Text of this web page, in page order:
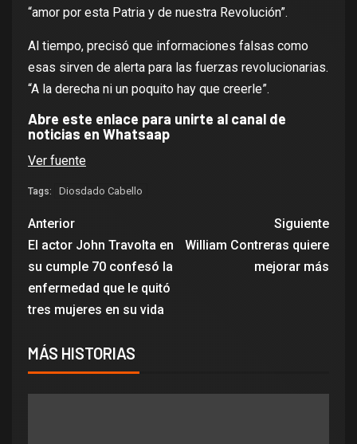
“amor por esta Patria y de nuestra Revolución”.
Al tiempo, precisó que informaciones falsas como
esas sirven de alerta para las fuerzas revolucionarias.
“A la derecha ni un poquito hay que creerle”.
Abre este enlace para unirte al canal de
noticias en Whatsaap
Ver fuente
Tags: Diosdado Cabello
Anterior
El actor John Travolta en
su cumple 70 confesó la
enfermedad que le quitó
tres mujeres en su vida
Siguiente
William Contreras quiere
mejorar más
MÁS HISTORIAS